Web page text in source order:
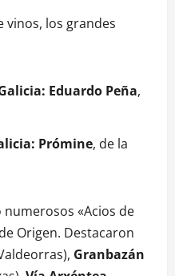
vinos, los grandes
Eduardo Peña,
Prómine, de la
«Acios de
Origen. Destacaron
Granbazán